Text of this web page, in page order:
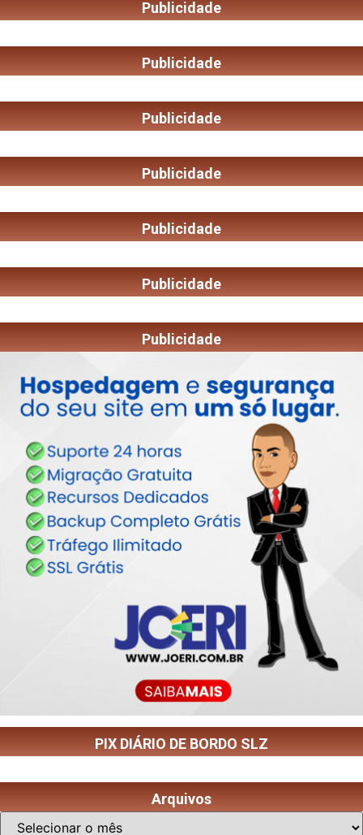
Publicidade
Publicidade
Publicidade
Publicidade
Publicidade
Publicidade
Publicidade
PIX DIÁRIO DE BORDO SLZ
Arquivos